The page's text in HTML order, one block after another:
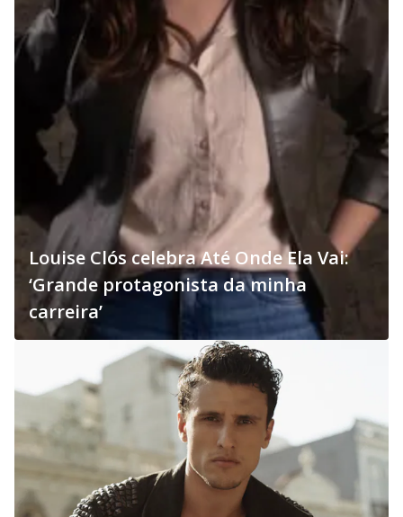
Louise Clós celebra Até Onde Ela Vai:
‘Grande protagonista da minha
carreira’